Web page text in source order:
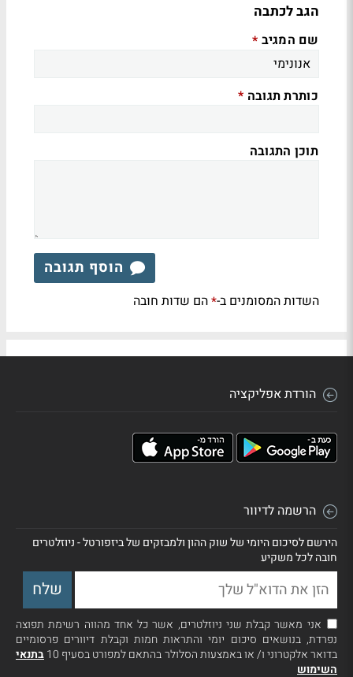
הגב לכתבה
שם המגיב *
כותרת תגובה *
תוכן התגובה
הוסף תגובה
השדות המסומנים ב-*הם שדות חובה
הורדת אפליקציה
הרשמה לדיוור
הירשם לסיכום היומי של שוק ההון ולמבזקים של ביזפורטל - ניוזלטרים
חובה לכל משקיע
אני מאשר קבלת שני ניוזלטרים, אשר כל אחד מהווה רשימת תפוצה
נפרדת, בנושאים סיכום יומי והתראות חמות וקבלת דיוורים פרסומיים
בדואר אלקטרוני ו/ או באמצעות הסלולר בהתאם למפורט בסעיף 10
בתנאי
השימוש